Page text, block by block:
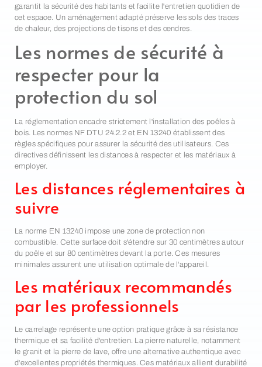
garantit la sécurité des habitants et facilite l'entretien quotidien de
cet espace. Un aménagement adapté préserve les sols des traces
de chaleur, des projections de tisons et des cendres.
Les normes de sécurité à
respecter pour la
protection du sol
La réglementation encadre strictement l'installation des poêles à
bois. Les normes NF DTU 24.2.2 et EN 13240 établissent des
règles spécifiques pour assurer la sécurité des utilisateurs. Ces
directives définissent les distances à respecter et les matériaux à
employer.
Les distances réglementaires à
suivre
La norme EN 13240 impose une zone de protection non
combustible. Cette surface doit s'étendre sur 30 centimètres autour
du poêle et sur 80 centimètres devant la porte. Ces mesures
minimales assurent une utilisation optimale de l'appareil.
Les matériaux recommandés
par les professionnels
Le carrelage représente une option pratique grâce à sa résistance
thermique et sa facilité d'entretien. La pierre naturelle, notamment
le granit et la pierre de lave, offre une alternative authentique avec
d'excellentes propriétés thermiques. Ces matériaux allient durabilité